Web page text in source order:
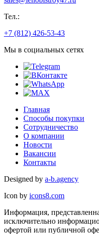
Тел.:
+7 (812) 426-53-43
Мы в социальных сетях
Главная
Способы покупки
Сотрудничество
О компании
Новости
Вакансии
Контакты
Designed by a-b.agency
Icon by icons8.com
Информация,
исключительно
офертой или публичной